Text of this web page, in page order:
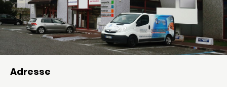
Adresse